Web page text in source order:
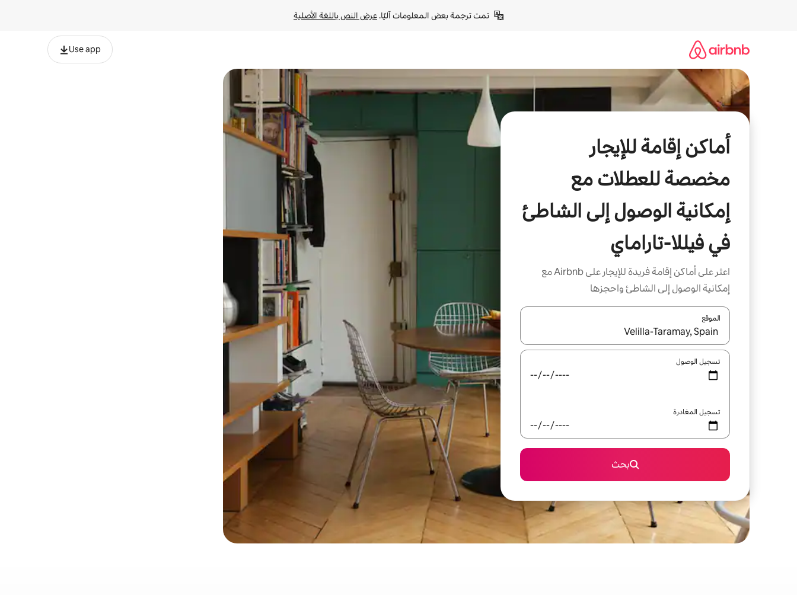
تمت ترجمة بعض المعلومات آليًا. عرض النص باللغة الأصلية
Use app
أماكن إقامة للإيجار
مخصصة للعطلات مع
إمكانية الوصول إلى الشاطئ
في فيللا-تاراماي
اعثر على أماكن إقامة فريدة للإيجار على Airbnb مع
إمكانية الوصول إلى الشاطئ واحجزها
الموقع
عند توفر النتائج، انتقل باستخدام السهمين لأعلى ولأسفل أو استكشف عن طريق اللمس أو السحب.
تسجيل الوصول
تسجيل المغادرة
بحث